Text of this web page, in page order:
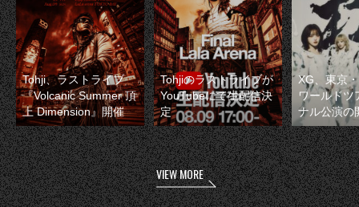
Tohji、ラストライブ
『Volcanic Summer 頂
上 Dimension』開催
Tohjiのラストライブが
YouTubeにて生配信決
定
XG、東京
ワールドツ
ナル公演の
VIEW MORE